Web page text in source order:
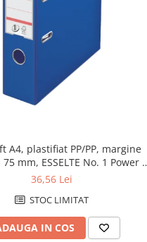
A4, plastifiat PP/PP, margine
mm, ESSELTE No. 1 Power -
albastru
36,56 Lei
STOC LIMITAT
IN COS